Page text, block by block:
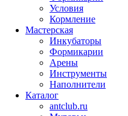
Условия
Кормление
Мастерская
Инкубаторы
Формикарии
Арены
Инструменты
Наполнители
Каталог
antclub.ru